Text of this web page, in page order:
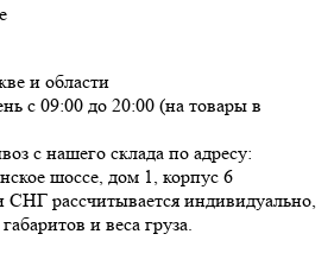
и области
с 09:00 до 20:00 (на товары в
с нашего склада по адресу:
шоссе, дом 1, корпус 6
рассчитывается индивидуально,
и веса груза.